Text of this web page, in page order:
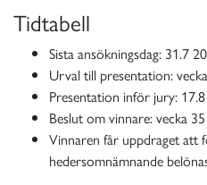
Tidtabell
Sista ansökningsdag: 31.7
Urval till presentation:
Presentation inför jury:
Beslut om vinnare: vecka 35
Vinnaren får uppdraget att
hedersomnämnande